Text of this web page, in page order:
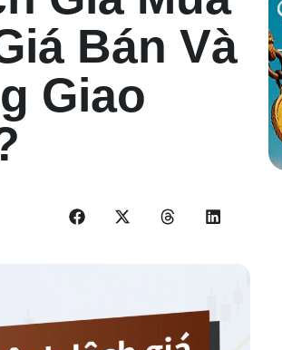
Bán Và
Giao